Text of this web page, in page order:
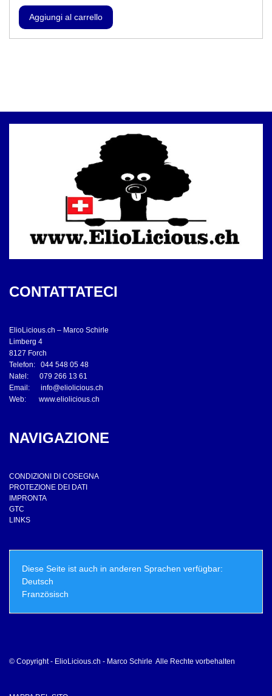
CONTATTATECI
ElioLicious.ch – Marco Schirle
Limberg 4
8127 Forch
Telefon: 044 548 05 48
Natel: 079 266 13 61
Email: info@eliolicious.ch
Web: www.eliolicious.ch
NAVIGAZIONE
CONDIZIONI DI COSEGNA
PROTEZIONE DEI DATI
IMPRONTA
GTC
LINKS
Diese Seite ist auch in anderen Sprachen verfügbar:
Deutsch
Französisch
© Copyright - ElioLicious.ch - Marco Schirle Alle Rechte vorbehalten